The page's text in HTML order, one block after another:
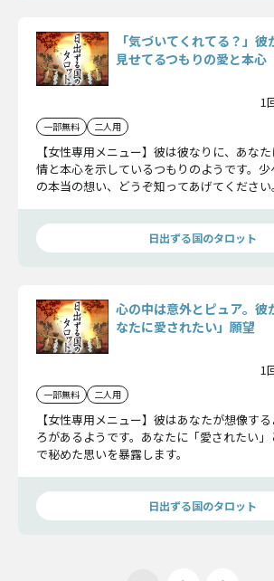
「気づいてくれてる？」
見せてるつもりの愛と本心
1
一部無料 二人用
【女性専用メニュー】彼は彼なりに、あな
情と本心を示しているつもりのようです。
の本当の想い、どうぞ知ってあげてください。
日出ずる国のタロット
心の中は意外とピュア。彼
なたに愛されたい」願望
1
一部無料 二人用
【女性専用メニュー】彼はあなたが想像す
ろがあるようです。あなたに「愛されたい
で秘めた思いを暴露します。
日出ずる国のタロット